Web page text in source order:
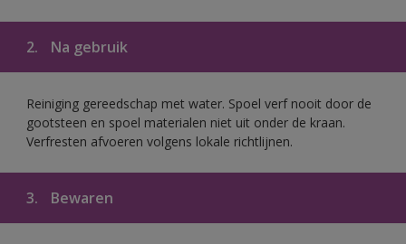
2. Na gebruik
Reiniging gereedschap met water. Spoel verf nooit door de
gootsteen en spoel materialen niet uit onder de kraan.
Verfresten afvoeren volgens lokale richtlijnen.
3. Bewaren